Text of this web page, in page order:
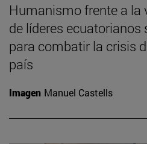
Humanismo frente a la
de líderes ecuatorianos
para combatir la crisis
país
Imagen Manuel Castells